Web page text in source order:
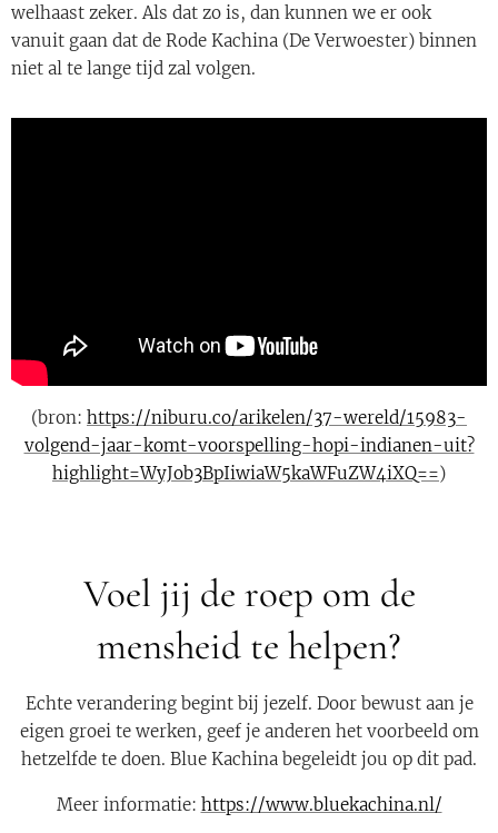
welhaast zeker. Als dat zo is, dan kunnen we er ook
vanuit gaan dat de Rode Kachina (De Verwoester) binnen
niet al te lange tijd zal volgen.
(bron: https://niburu.co/arikelen/37-wereld/15983-
volgend-jaar-komt-voorspelling-hopi-indianen-uit?
highlight=WyJob3BpIiwiaW5kaWFuZW4iXQ==)
Voel jij de roep om de
mensheid te helpen?
Echte verandering begint bij jezelf. Door bewust aan je
eigen groei te werken, geef je anderen het voorbeeld om
hetzelfde te doen. Blue Kachina begeleidt jou op dit pad.
Meer informatie: https://www.bluekachina.nl/